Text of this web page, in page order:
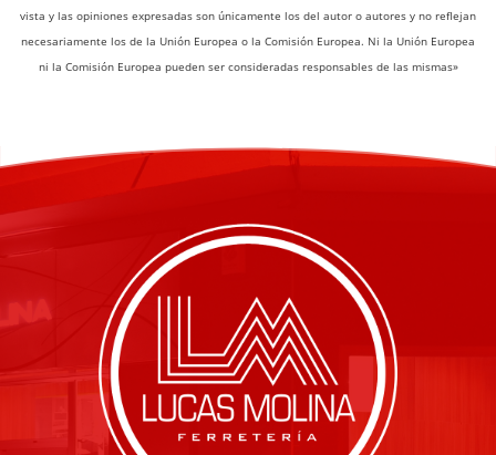
vista y las opiniones expresadas son únicamente los del autor o autores y no reflejan
necesariamente los de la Unión Europea o la Comisión Europea. Ni la Unión Europea
ni la Comisión Europea pueden ser consideradas responsables de las mismas»